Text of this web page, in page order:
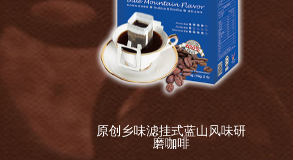
原创乡味滤挂式蓝山风味研
磨咖啡